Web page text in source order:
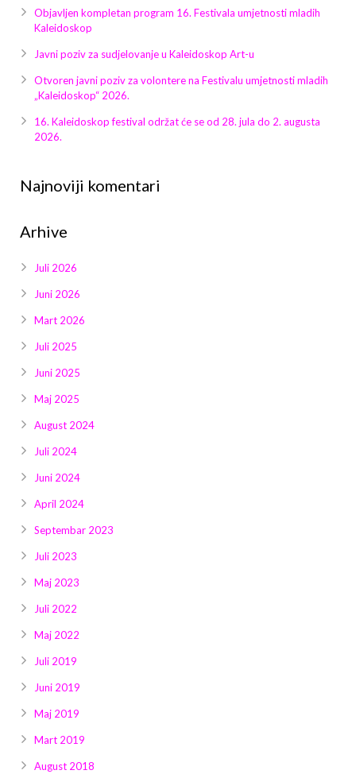
Galerija 2023
Objavljen kompletan program 16. Festivala umjetnosti mladih
Kaleidoskop
Javni poziv za sudjelovanje u Kaleidoskop Art-u
Otvoren javni poziv za volontere na Festivalu umjetnosti mladih
„Kaleidoskop“ 2026.
16. Kaleidoskop festival održat će se od 28. jula do 2. augusta
2026.
Najnoviji komentari
Arhive
Juli 2026
Juni 2026
Mart 2026
Juli 2025
Juni 2025
Maj 2025
August 2024
Juli 2024
Juni 2024
April 2024
Septembar 2023
Juli 2023
Maj 2023
Juli 2022
Maj 2022
Juli 2019
Juni 2019
Maj 2019
Mart 2019
August 2018